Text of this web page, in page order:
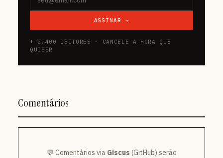
ASSINAR →
+ 2.400 LEITORES · CANCELE A HORA QUE
QUISER
Comentários
💬 Comentários via Giscus (GitHub) serão